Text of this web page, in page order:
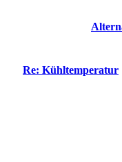
Re: Kühltemperatur